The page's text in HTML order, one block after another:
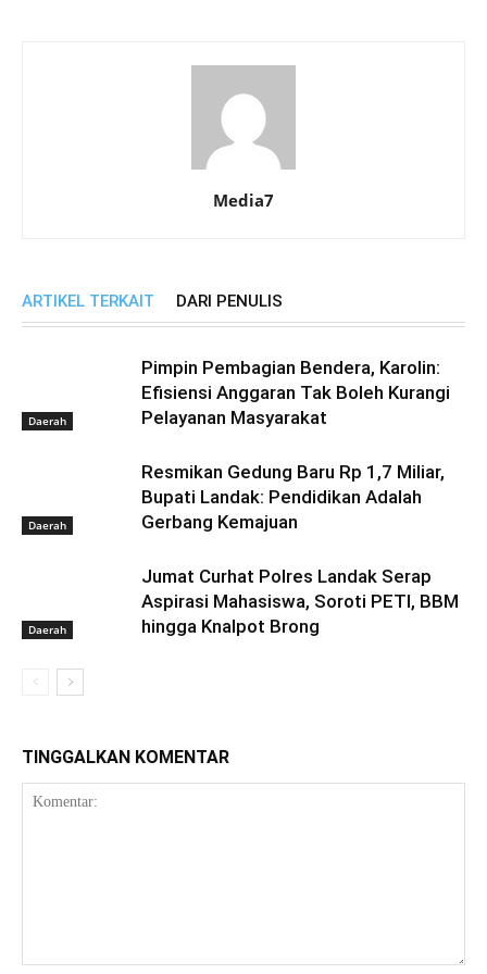
Media7
ARTIKEL TERKAIT DARI PENULIS
Daerah
Pimpin Pembagian Bendera, Karolin:
Efisiensi Anggaran Tak Boleh Kurangi
Pelayanan Masyarakat
Daerah
Resmikan Gedung Baru Rp 1,7 Miliar,
Bupati Landak: Pendidikan Adalah
Gerbang Kemajuan
Daerah
Jumat Curhat Polres Landak Serap
Aspirasi Mahasiswa, Soroti PETI, BBM
hingga Knalpot Brong
TINGGALKAN KOMENTAR